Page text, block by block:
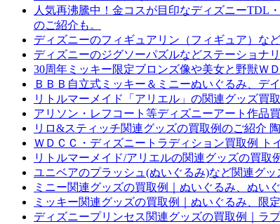
人気再沸騰中！金コスが目印なディズニーTDL
のご紹介も。
ディズニーのフィギュアリン（フィギュア）な
ディズニーのジグソーパズルなどステーショナ
30周年ミッキー限定ブロンズ像や美女と野獣Ｗ
ＢＢＢ自立式ミッキー＆ミニーぬいぐるみ、デ
リトルマーメイド「アリエル」の関連グッズ買
アリソン・レフコート等ディズニーアート作品
リロ&スティッチ関連グッズの買取例のご紹介
ＷＤＣＣ・ディズニートラディション買取例
リトルマーメイド/アリエルの関連グッズの買
ユニベアのプラッシュ(ぬいぐるみ)など関連グ
ミニー関連グッズの買取例｜ぬいぐるみ、ぬい
ミッキー関連グッズの買取例｜ぬいぐるみ、限
ディズニープリンセス関連グッズの買取例｜ラ